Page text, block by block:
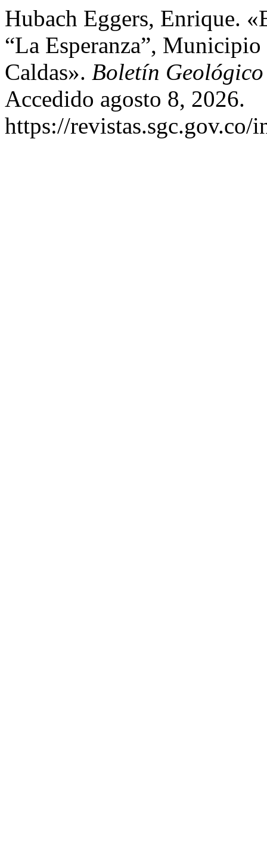
Hubach Eggers, Enrique.
“La Esperanza”,
Caldas». Boletín Geológico
Accedido agosto 8, 2026.
https://